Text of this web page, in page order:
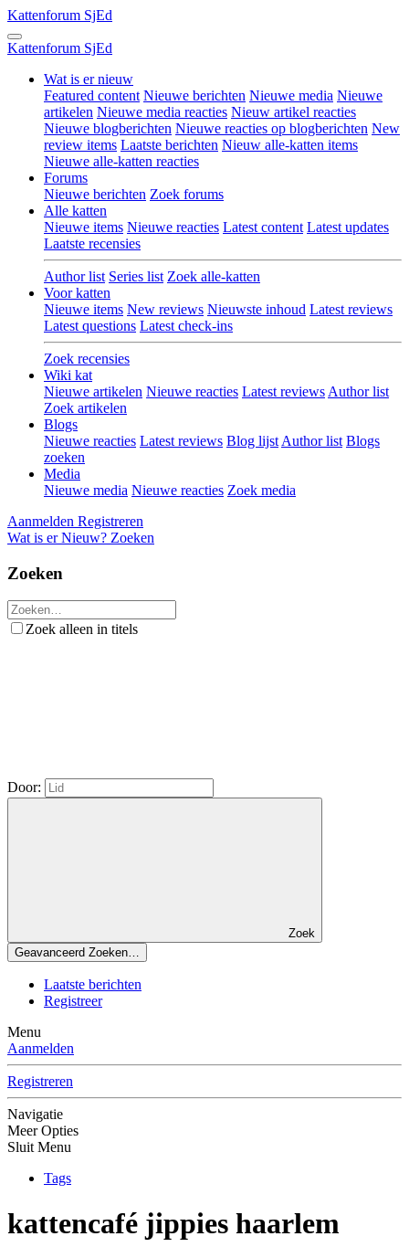
Kattenforum SjEd
Kattenforum SjEd
Wat is er nieuw
Featured content Nieuwe berichten Nieuwe media Nieuwe
artikelen Nieuwe media reacties Nieuw artikel reacties
Nieuwe blogberichten Nieuwe reacties op blogberichten New
review items Laatste berichten Nieuw alle-katten items
Nieuwe alle-katten reacties
Forums
Nieuwe berichten Zoek forums
Alle katten
Nieuwe items Nieuwe reacties Latest content Latest updates
Laatste recensies
Author list Series list Zoek alle-katten
Voor katten
Nieuwe items New reviews Nieuwste inhoud Latest reviews
Latest questions Latest check-ins
Zoek recensies
Wiki kat
Nieuwe artikelen Nieuwe reacties Latest reviews Author list
Zoek artikelen
Blogs
Nieuwe reacties Latest reviews Blog lijst Author list Blogs
zoeken
Media
Nieuwe media Nieuwe reacties Zoek media
Aanmelden Registreren
Wat is er Nieuw? Zoeken
Zoeken
Zoek alleen in titels
Door:
Zoek
Geavanceerd Zoeken…
Laatste berichten
Registreer
Menu
Aanmelden
Registreren
Navigatie
Meer Opties
Sluit Menu
Tags
kattencafé jippies haarlem